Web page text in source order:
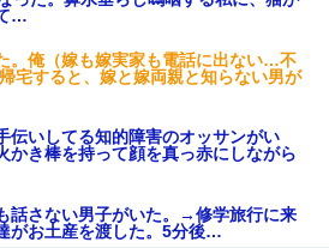
…
。俺（嫁も嫁実家も電話に出ない…不
宅すると、嫁と嫁両親と知らない男が
伝いしてる知的障害のオッサンがい
かき棒を持って顔を真っ赤にしながら
話さない男子がいた。→修学旅行に来
がお土産を渡した。5分後…